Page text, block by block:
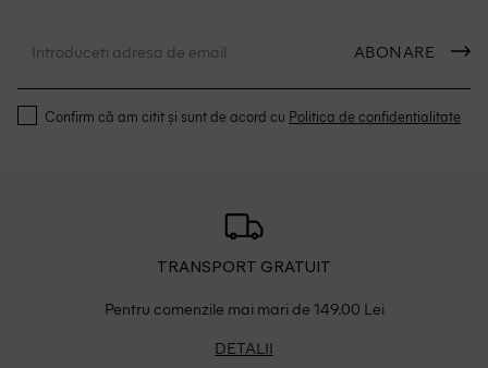
ABONARE
Confirm că am citit și sunt de acord cu Politica de confidentialitate
TRANSPORT GRATUIT
Pentru comenzile mai mari de 149.00 Lei
DETALII